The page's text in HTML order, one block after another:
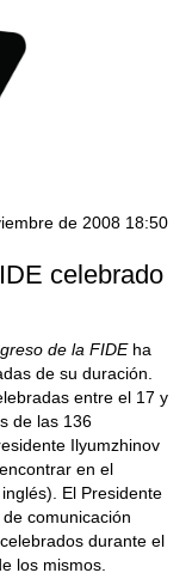
de 2008 18:50
celebrado
de la FIDEha
de su duración.
entre el 17 y
de las 136
Ilyumzhinov
en el
El Presidente
comunicación
durante el
los mismos.